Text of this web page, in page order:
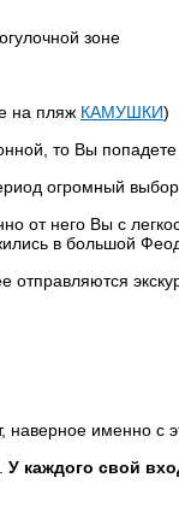
зоне
на пляж КАМУШКИ)
то Вы
огромный
от него Вы с
в большой
отправляются
наверное именно с
У каждого свой